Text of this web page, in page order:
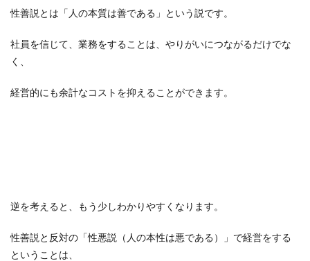
性善説とは「人の本質は善である」という説です。
社員を信じて、業務をすることは、やりがいにつながるだけでな
く、
経営的にも余計なコストを抑えることができます。
逆を考えると、もう少しわかりやすくなります。
性善説と反対の「性悪説（人の本性は悪である）」で経営をする
ということは、